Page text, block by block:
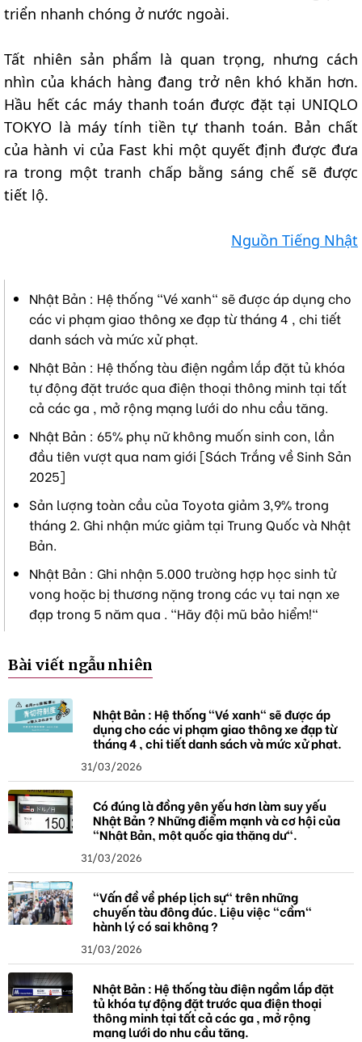
triển nhanh chóng ở nước ngoài.
Tất nhiên sản phẩm là quan trọng, nhưng cách
nhìn của khách hàng đang trở nên khó khăn hơn.
Hầu hết các máy thanh toán được đặt tại UNIQLO
TOKYO là máy tính tiền tự thanh toán. Bản chất
của hành vi của Fast khi một quyết định được đưa
ra trong một tranh chấp bằng sáng chế sẽ được
tiết lộ.
Nguồn Tiếng Nhật
Nhật Bản : Hệ thống "Vé xanh" sẽ được áp dụng cho
các vi phạm giao thông xe đạp từ tháng 4 , chi tiết
danh sách và mức xử phạt.
Nhật Bản : Hệ thống tàu điện ngầm lắp đặt tủ khóa
tự động đặt trước qua điện thoại thông minh tại tất
cả các ga , mở rộng mạng lưới do nhu cầu tăng.
Nhật Bản : 65% phụ nữ không muốn sinh con, lần
đầu tiên vượt qua nam giới [Sách Trắng về Sinh Sản
2025]
Sản lượng toàn cầu của Toyota giảm 3,9% trong
tháng 2. Ghi nhận mức giảm tại Trung Quốc và Nhật
Bản.
Nhật Bản : Ghi nhận 5.000 trường hợp học sinh tử
vong hoặc bị thương nặng trong các vụ tai nạn xe
đạp trong 5 năm qua . "Hãy đội mũ bảo hiểm!"
Bài viết ngẫu nhiên
Nhật Bản : Hệ thống "Vé xanh" sẽ được áp
dụng cho các vi phạm giao thông xe đạp từ
tháng 4 , chi tiết danh sách và mức xử phạt.
31/03/2026
Có đúng là đồng yên yếu hơn làm suy yếu
Nhật Bản ? Những điểm mạnh và cơ hội của
"Nhật Bản, một quốc gia thặng dư".
31/03/2026
"Vấn đề về phép lịch sự" trên những
chuyến tàu đông đúc. Liệu việc "cầm"
hành lý có sai không ?
31/03/2026
Nhật Bản : Hệ thống tàu điện ngầm lắp đặt
tủ khóa tự động đặt trước qua điện thoại
thông minh tại tất cả các ga , mở rộng
mạng lưới do nhu cầu tăng.